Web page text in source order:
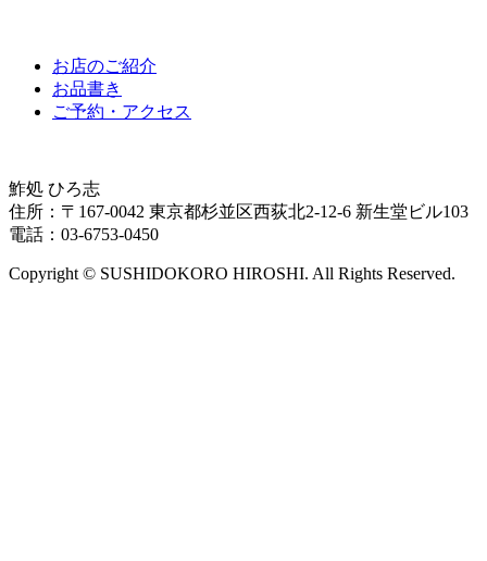
お店のご紹介
お品書き
ご予約・アクセス
鮓処 ひろ志
住所：〒167-0042 東京都杉並区西荻北2-12-6 新生堂ビル103
電話：03-6753-0450
Copyright © SUSHIDOKORO HIROSHI. All Rights Reserved.